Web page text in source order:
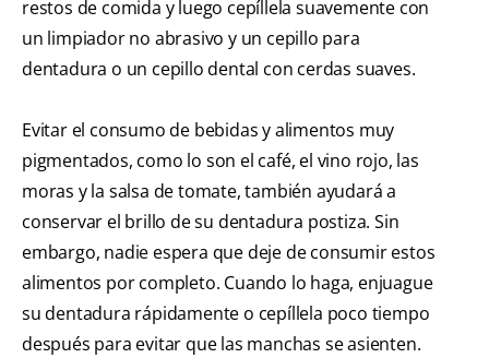
restos de comida y luego cepíllela suavemente con
un limpiador no abrasivo y un cepillo para
dentadura o un cepillo dental con cerdas suaves.
Evitar el consumo de bebidas y alimentos muy
pigmentados, como lo son el café, el vino rojo, las
moras y la salsa de tomate, también ayudará a
conservar el brillo de su dentadura postiza. Sin
embargo, nadie espera que deje de consumir estos
alimentos por completo. Cuando lo haga, enjuague
su dentadura rápidamente o cepíllela poco tiempo
después para evitar que las manchas se asienten.